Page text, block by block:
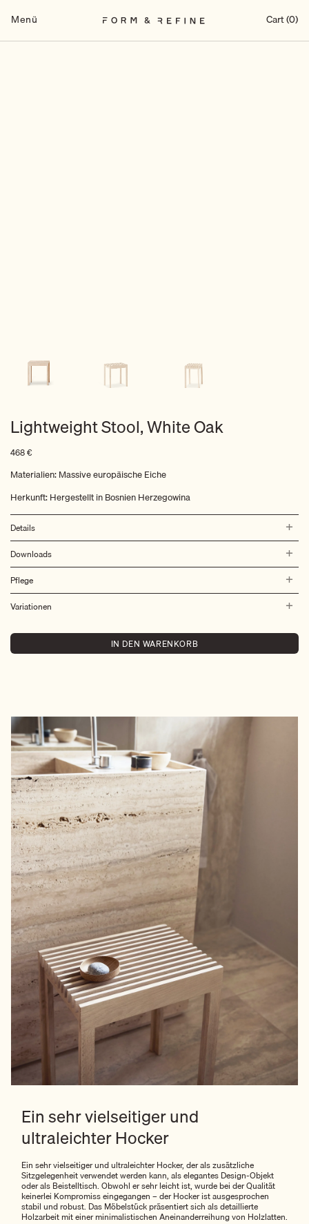
InhaltMenü Cart (0)
Lightweight Stool, White Oak
468€
Materialien: Massive europäische Eiche
Herkunft: Hergestellt in Bosnien Herzegowina
Details
Downloads
Pflege
Variationen
IN DEN WARENKORB
Ein sehr vielseitiger und
ultraleichter Hocker
Ein sehr vielseitiger und ultraleichter Hocker, der als zusätzliche
Sitzgelegenheit verwendet werden kann, als elegantes Design-Objekt
oder als Beistelltisch. Obwohl er sehr leicht ist, wurde bei der Qualität
keinerlei Kompromiss eingegangen – der Hocker ist ausgesprochen
stabil und robust. Das Möbelstück präsentiert sich als detaillierte
Holzarbeit mit einer minimalistischen Aneinanderreihung von Holzlatten.